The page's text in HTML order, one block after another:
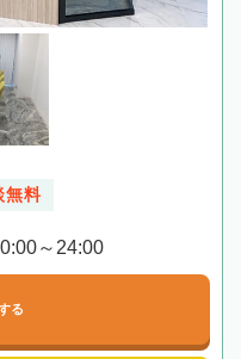
無料
～24:00
る